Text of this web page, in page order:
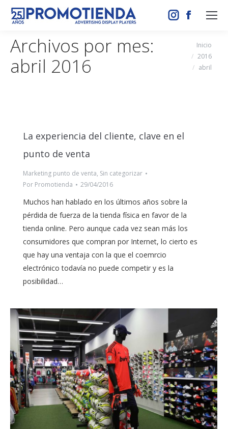
Instagram
Facebook
opens
in
Archivos por mes:
abril 2016
Estás aquí:Inicio
2016
abril
La experiencia del cliente, clave en el
punto de venta
Marketing punto de venta, Sin categorizar
Por Promotienda 29/04/2016
Muchos han hablado en los últimos años sobre la
pérdida de fuerza de la tienda física en favor de la
tienda online. Pero aunque cada vez sean más los
consumidores que compran por Internet, lo cierto es
que hay una ventaja con la que el coemrcio
electrónico todavía no puede competir y es la
posibilidad…